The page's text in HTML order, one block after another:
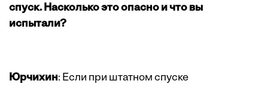
спуск. Насколько это опасно и что вы
испытали?
Юрчихин: Если при штатном спуске